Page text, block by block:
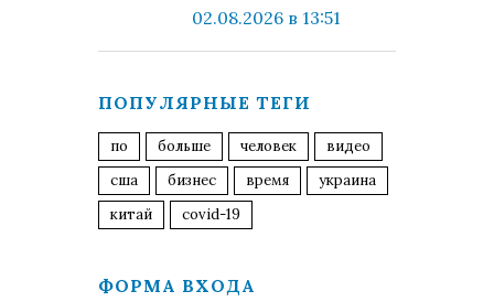
02.08.2026 в 13:51
ПОПУЛЯРНЫЕ ТЕГИ
по больше человек
видео
сша
бизнес время
украина
китай
covid-19
ФОРМА ВХОДА